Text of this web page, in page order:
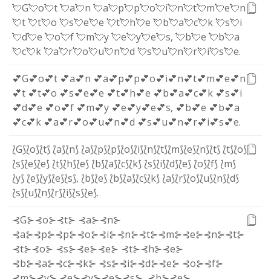
💘G💘o💘t💘a💘n 💘a💘p💘p💘o💘i💘n💘t💘m💘e💘n
💘t💘t💘o 💘s💘e💘e 💘t💘h💘e 💘b💘a💘c💘k💘s💘i
💘d💘e 💘o💘f💘m💘y💘e💘y💘e💘s, 💘b💘e 💘b💘a
💘c💘k💘a💘r💘o💘u💘n💘d 💘s💘u💘n💘r💘i💘s💘e.
💕G💕o💕t 💕a💕n 💕a💕p💕p💕o💕i💕n💕t💕m💕e💕n
💕t 💕t💕o 💕s💕e💕e 💕t💕h💕e 💕b💕a💕c💕k 💕s💕i
💕d💕e 💕o💕f 💕m💕y 💕e💕y💕e💕s, 💕b💕e 💕b💕a
💕c💕k 💕a💕r💕o💕u💕n💕d 💕s💕u💕n💕r💕i💕s💕e.
⟅G⟆⟅o⟆⟅t⟆ ⟅a⟆⟅n⟆ ⟅a⟆⟅p⟆⟅p⟆⟅o⟆⟅i⟆⟅n⟆⟅t⟆⟅m⟆⟅e⟆⟅n⟆⟅t⟆ ⟅t⟆⟅o⟆
⟅s⟆⟅e⟆⟅e⟆ ⟅t⟆⟅h⟆⟅e⟆ ⟅b⟆⟅a⟆⟅c⟆⟅k⟆ ⟅s⟆⟅i⟆⟅d⟆⟅e⟆ ⟅o⟆⟅f⟆ ⟅m⟆
⟅y⟆ ⟅e⟆⟅y⟆⟅e⟆⟅s⟆, ⟅b⟆⟅e⟆ ⟅b⟆⟅a⟆⟅c⟆⟅k⟆ ⟅a⟆⟅r⟆⟅o⟆⟅u⟆⟅n⟆⟅d⟆
⟅s⟆⟅u⟆⟅n⟆⟅r⟆⟅i⟆⟅s⟆⟅e⟆.
⊰G⊱⊰o⊱⊰t⊱ ⊰a⊱⊰n⊱
⊰a⊱⊰p⊱⊰p⊱⊰o⊱⊰i⊱⊰n⊱⊰t⊱⊰m⊱⊰e⊱⊰n⊱⊰t⊱
⊰t⊱⊰o⊱ ⊰s⊱⊰e⊱⊰e⊱ ⊰t⊱⊰h⊱⊰e⊱
⊰b⊱⊰a⊱⊰c⊱⊰k⊱ ⊰s⊱⊰i⊱⊰d⊱⊰e⊱ ⊰o⊱⊰f⊱